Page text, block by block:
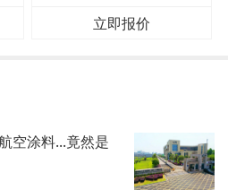
立即报价
空涂料...竟然是